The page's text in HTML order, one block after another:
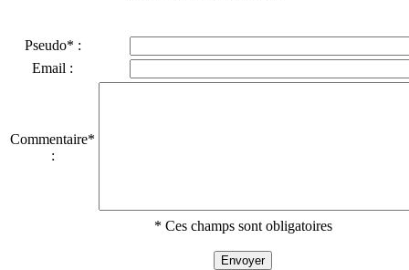
Pseudo* :
Email :
Commentaire*
:
* Ces champs sont obligatoires